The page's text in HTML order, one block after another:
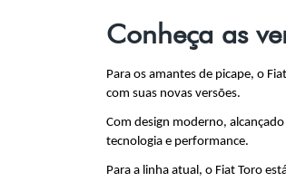
Conheça as
Para os amantes de picape, o
com suas novas versões.
Com design moderno,
tecnologia e performance.
Para a linha atual, o Fiat Toro